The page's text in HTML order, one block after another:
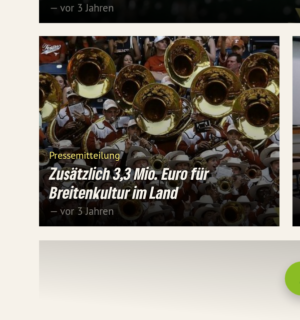
— vor 3 Jahren
Pressemitteilung
Zusätzlich 3,3 Mio. Euro für
Breitenkultur im Land
— vor 3 Jahren